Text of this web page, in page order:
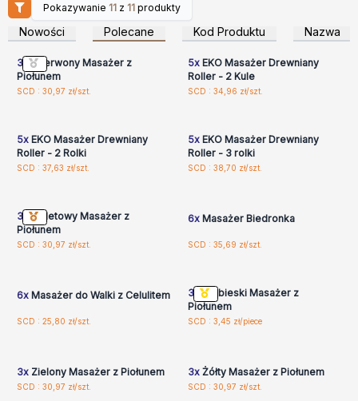
Pokazywanie 11 z 11 produkty
Nowości Polecane Kod Produktu Nazwa
Zaloguj się lub
zarejestruj, aby uzyskać
ceny hurtowe
3x Czerwony Masażer z
Piołunem
SCD : 30,97 zł/szt.
zarejestruj, aby uzyskać
ceny hurtowe
5xEKO Masażer Drewniany
Roller - 2 Kule
SCD : 34,96 zł/szt.
Zaloguj się lub
5xEKO Masażer Drewniany
Roller - 2 Rolki
SCD : 37,63 zł/szt.
Zaloguj się lub
5xEKO Masażer Drewniany
Roller - 3 rolki
SCD : 38,70 zł/szt.
Zaloguj się lub
3x Fioletowy Masażer z
Piołunem
SCD : 30,97 zł/szt.
Zaloguj się lub
6xMasażer Biedronka
SCD : 35,69 zł/szt.
Zaloguj się lub
6xMasażer do Walki z Celulitem
SCD : 25,80 zł/szt.
Zaloguj się lub
3x Niebieski Masażer z
Piołunem
SCD : 3,45 zł/piece
Zaloguj się lub
3xZielony Masażer z Piołunem
SCD : 30,97 zł/szt.
Zaloguj się lub
3xŻółty Masażer z Piołunem
SCD : 30,97 zł/szt.
Zaloguj się lub